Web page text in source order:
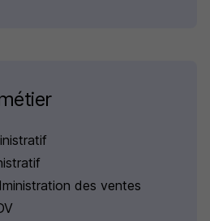
des ventes